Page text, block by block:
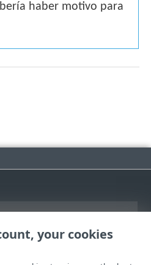
haber motivo para
de ESET
your cookies